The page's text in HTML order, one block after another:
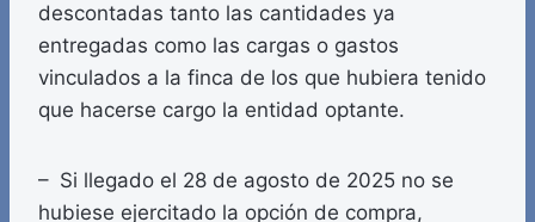
descontadas tanto las cantidades ya
entregadas como las cargas o gastos
vinculados a la finca de los que hubiera tenido
que hacerse cargo la entidad optante.
– Si llegado el 28 de agosto de 2025 no se
hubiese ejercitado la opción de compra,